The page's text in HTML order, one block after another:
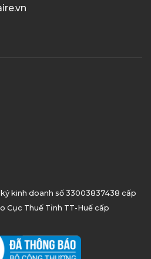
kinh doanh số 33003837438 cấp
Cục Thuế Tỉnh TT-Huế cấp